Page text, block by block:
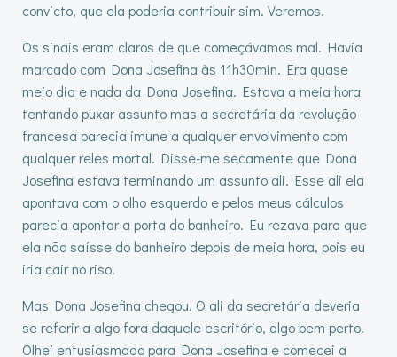
convicto, que ela poderia contribuir sim. Veremos.
Os sinais eram claros de que começávamos mal. Havia
marcado com Dona Josefina às 11h30min. Era quase
meio dia e nada da Dona Josefina. Estava a meia hora
tentando puxar assunto mas a secretária da revolução
francesa parecia imune a qualquer envolvimento com
qualquer reles mortal. Disse-me secamente que Dona
Josefina estava terminando um assunto ali. Esse ali ela
apontava com o olho esquerdo e pelos meus cálculos
parecia apontar a porta do banheiro. Eu rezava para que
ela não saísse do banheiro depois de meia hora, pois eu
iria cair no riso.
Mas Dona Josefina chegou. O ali da secretária deveria
se referir a algo fora daquele escritório, algo bem perto.
Olhei entusiasmado para Dona Josefina e comecei a